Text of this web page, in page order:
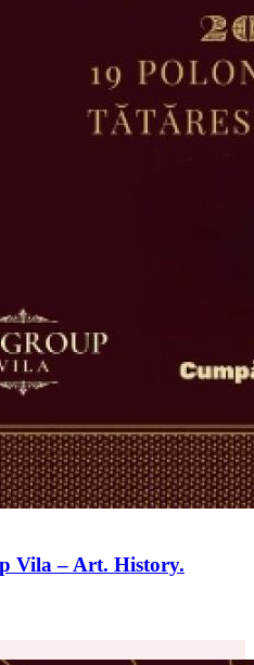
Vila – Art. History.